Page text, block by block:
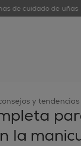
de cuidado de uñas
y tendencias
la